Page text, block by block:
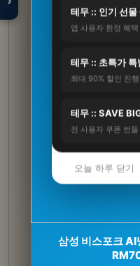
테무 :: 인기 선
앱 사용자 한정 혜택
테무 :: 초특가 특
최대 90% 할인 진
테무 :: SAVE
전 사용자 쿠폰 번들
오늘 하루 닫기
CJ 멜라메이트 트
삼성 비스포크